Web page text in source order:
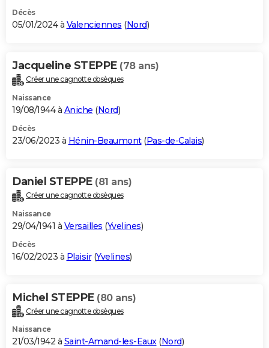
S'inscrire
Se connecter
Lycées
Collèges
Primaires
Universités
Entreprises
Service militaire
Avis de recherche
AVIS DE DÉCÈS
Bricolage
Lifestyle
Culture
Sport
Auto
Television
Voyage
Cinema
Décès
05/01/2024 à Valenciennes (Nord)
Jacqueline STEPPE (78 ans)
Créer une cagnotte obsèques
Naissance
19/08/1944 à Aniche (Nord)
Décès
23/06/2023 à Hénin-Beaumont(Pas-de-Calais)
Daniel STEPPE (81 ans)
Créer une cagnotte obsèques
Naissance
29/04/1941 à Versailles (Yvelines)
Décès
16/02/2023 à Plaisir(Yvelines)
Michel STEPPE (80 ans)
Créer une cagnotte obsèques
Naissance
21/03/1942 à Saint-Amand-les-Eaux(Nord)